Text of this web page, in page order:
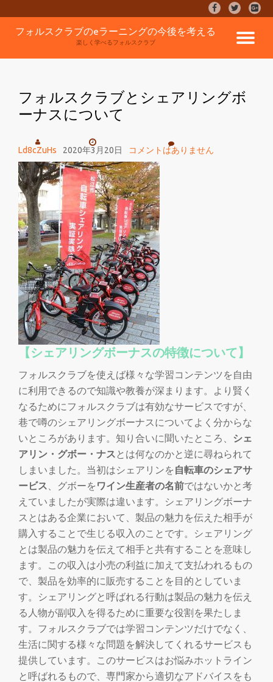
fa-
facebook
fa-
twitter
fa-
plus-
square
ナ
ゲ
え
フォルスクラブのeラーニングの今後を考える
楽しく学べるフォルスクラブ
フォルスクラブとシェアリングボ
ーナスについて
Ld8cZuHs 2020年3月20日 コメントはありません
【シェアリングボーナスの特徴について】
フォルスクラブを使えば様々な学習コンテンツを自由
に利用できるので知識や教養が深まります。より賢く
なるためにフォルスクラブは有効なサービスですが、
巷で噂のシェアリングボーナスについてよく分からな
いところがあります。知り合いに聞いたところ、
シェ
アリン・グボー・ナス とは何なのかと逆に尋ねられて
しまいました。当初はシェアリンを 自転車のシェアサ
ービス
、グボーを ワイン生産者の名前ではないかと考
えていましたが実際は違います。シェアリングボーナ
スとはある企業において、製品の魅力を伝えた相手が
購入することで生じる収入のことです。シェアリング
とは製品の魅力を伝えて相手と共有することを意味し
ます。この収入は小売の利益に加えて支払われるもの
で、製品を効率的に販売することを目的としていま
す。シェアリングと呼ばれる行動は製品の魅力を伝え
る人物が副収入を得るために重要な役割を果たしま
す。フォルスクラブでは学習コンテンツだけでなく、
生活に関する様々な問題を解決してくれるサービスも
提供しています。このサービスはお悩みホットライン
と呼ばれるもので、専門家から適切なアドバイスをも